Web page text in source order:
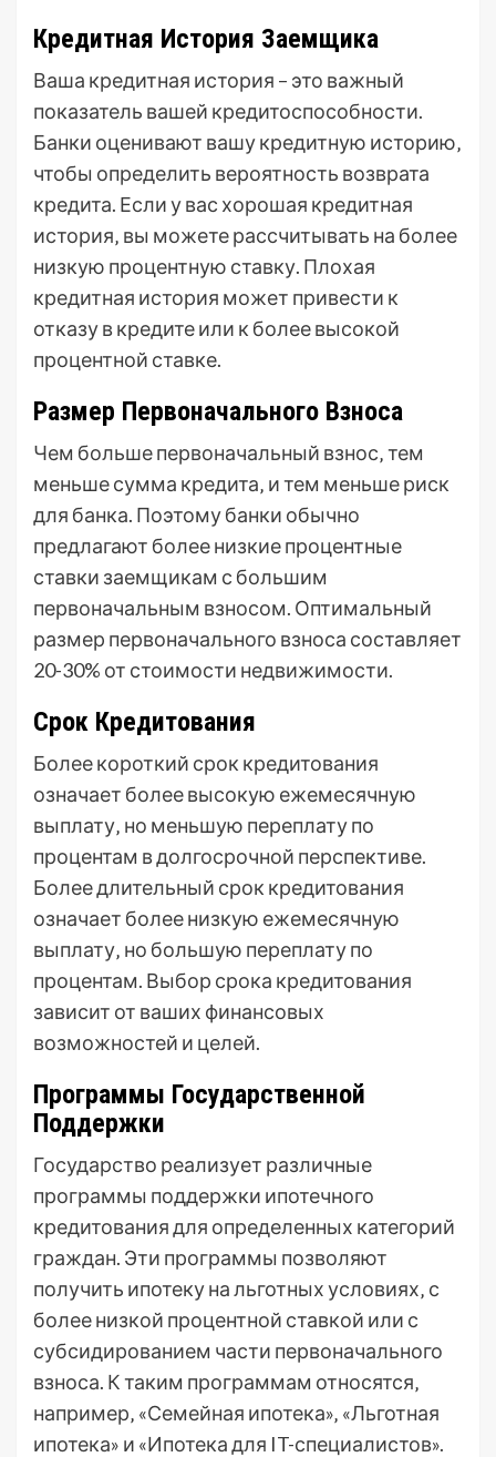
Кредитная История Заемщика
Ваша кредитная история – это важный
показатель вашей кредитоспособности.
Банки оценивают вашу кредитную историю‚
чтобы определить вероятность возврата
кредита. Если у вас хорошая кредитная
история‚ вы можете рассчитывать на более
низкую процентную ставку. Плохая
кредитная история может привести к
отказу в кредите или к более высокой
процентной ставке.
Размер Первоначального Взноса
Чем больше первоначальный взнос‚ тем
меньше сумма кредита‚ и тем меньше риск
для банка. Поэтому банки обычно
предлагают более низкие процентные
ставки заемщикам с большим
первоначальным взносом. Оптимальный
размер первоначального взноса составляет
20-30% от стоимости недвижимости.
Срок Кредитования
Более короткий срок кредитования
означает более высокую ежемесячную
выплату‚ но меньшую переплату по
процентам в долгосрочной перспективе.
Более длительный срок кредитования
означает более низкую ежемесячную
выплату‚ но большую переплату по
процентам. Выбор срока кредитования
зависит от ваших финансовых
возможностей и целей.
Программы Государственной
Поддержки
Государство реализует различные
программы поддержки ипотечного
кредитования для определенных категорий
граждан. Эти программы позволяют
получить ипотеку на льготных условиях‚ с
более низкой процентной ставкой или с
субсидированием части первоначального
взноса. К таким программам относятся‚
например‚ «Семейная ипотека»‚ «Льготная
ипотека» и «Ипотека для IT-специалистов».